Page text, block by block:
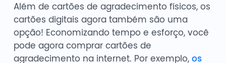
Além de cartões de agradecimento físicos, os
cartões digitais agora também são uma
opção! Economizando tempo e esforço, você
pode agora comprar cartões de
agradecimento na internet. Por exemplo, os